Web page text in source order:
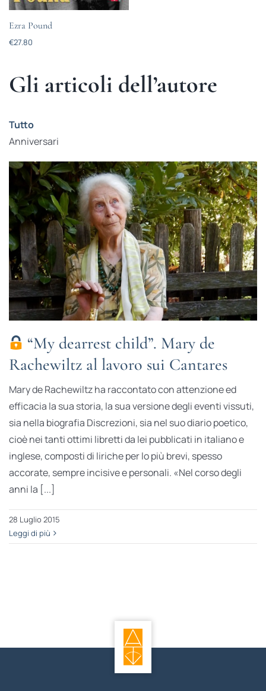
Ezra Pound
€27.80
Gli articoli dell’autore
Tutto
Anniversari
“My dearrest child”. Mary de
Rachewiltz al lavoro sui Cantares
Mary de Rachewiltz ha raccontato con attenzione ed
efficacia la sua storia, la sua versione degli eventi vissuti,
sia nella biografia Discrezioni, sia nel suo diario poetico,
cioè nei tanti ottimi libretti da lei pubblicati in italiano e
inglese, composti di liriche per lo più brevi, spesso
accorate, sempre incisive e personali. «Nel corso degli
anni la [...]
28 Luglio 2015
Leggi di più